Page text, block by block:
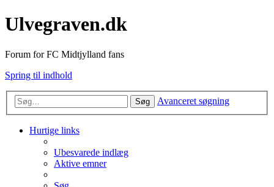
Ulvegraven.dk
Forum for FC Midtjylland fans
Spring til indhold
Søg Avanceret søgning
Hurtige links
Ubesvarede indlæg
Aktive emner